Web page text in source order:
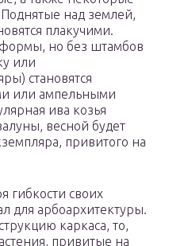
над землей,
плакучими.
формы, но без штамбов
или
становятся
или ампельными
ива козья
весной будет
привитого на
гибкости своих
для арбоархитектуры.
каркаса, то,
привитые на